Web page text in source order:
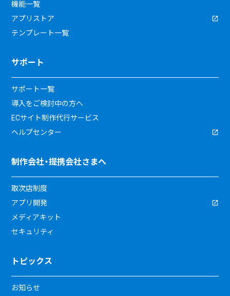
機能一覧
アプリストア
テンプレート一覧
サポート
サポート一覧
導入をご検討中の方へ
ECサイト制作代行サービス
ヘルプセンター
制作会社・提携会社さまへ
取次店制度
アプリ開発
メディアキット
セキュリティ
トピックス
お知らせ